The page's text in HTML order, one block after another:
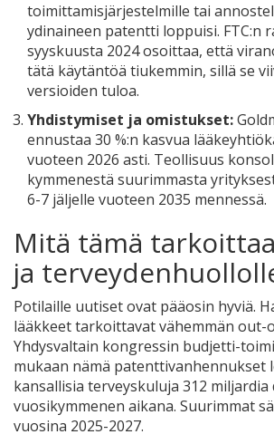
toimittamisjärjestelmille tai
ydinaineen patentti loppuisi. FTC:n
syyskuusta 2024 osoittaa, että
tätä käytäntöä tiukemmin, sillä se
versioiden tuloa.
Yhdistymiset ja omistukset:
ennustaa 30 %:n kasvua
vuoteen 2026 asti. Teollisuus
kymmenestä suurimmasta
6-7 jäljelle vuoteen 2035 mennessä.
Mitä tämä
ja
Potilaille uutiset ovat pääosin hyviä.
lääkkeet tarkoittavat vähemmän out-
Yhdysvaltain kongressin budjetti-
mukaan nämä patenttivanhennukset
kansallisia terveyskuluja 312 miljardia
vuosikymmenen aikana. Suurimmat
vuosina 2025-2027.